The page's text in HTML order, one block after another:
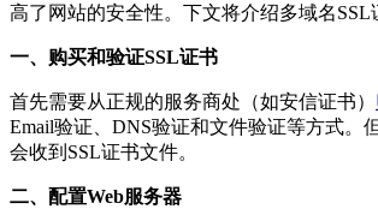
高了网站的安全性。下文将介绍多域名SSL
一、购买和验证SSL证书
首先需要从正规的服务商处（如安信证书）
Email验证、DNS验证和文件验证等方式
会收到SSL证书文件。
二、配置Web服务器